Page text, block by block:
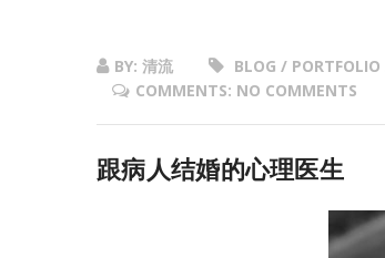
BY: 清流
BLOG /
COMMENTS: NO COMMENTS
跟病人结婚的心理医生